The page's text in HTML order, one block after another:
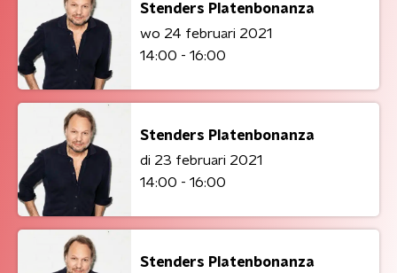
Stenders Platenbonanza
wo 24 februari 2021
14:00 - 16:00
Stenders Platenbonanza
di 23 februari 2021
14:00 - 16:00
Stenders Platenbonanza